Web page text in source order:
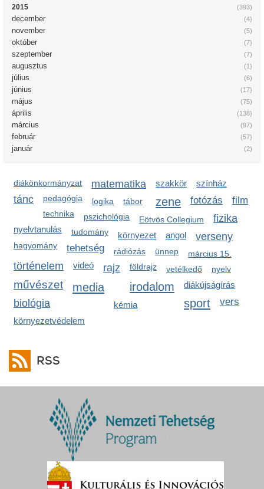
(393)
2015
(4)
december
(5)
november
(7)
október
(7)
szeptember
(1)
augusztus
(6)
július
(17)
június
(75)
május
(138)
április
(97)
március
(57)
február
(2)
január
diákönkormányzat matematika szakkör színház
tánc pedagógia zene fotózás
logika
technika
pszichológia Eötvös Collegium
tábor
nyelvtanulás
fizika
tudomány
film
környezet angol verseny
hagyomány tehetség rádiózás ünnep március 15.
történelem videó rajz földrajz vetélkedő
művészet irodalom diákújságírás
media
sport
biológia vers
kémia
nyelv
környezetvédelem
RSS